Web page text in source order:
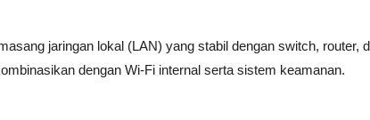
jaringan lokal (LAN) yang stabil dengan switch, router,
dengan Wi-Fi internal serta sistem keamanan.